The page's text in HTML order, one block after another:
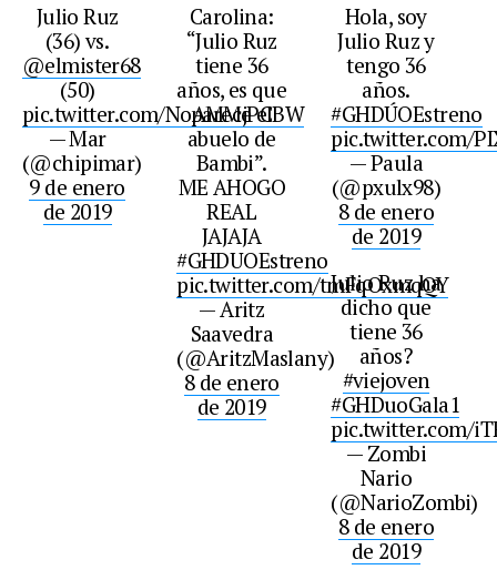
Julio Ruz
(36) vs.
@elmister68
(50)
pic.twitter.com/NoAMMjPCBW
— Mar
(@chipimar)
9 de enero
de 2019
Carolina:
“Julio Ruz
tiene 36
años, es que
parece el
abuelo de
Bambi”.
ME AHOGO
REAL
JAJAJA
#GHDUOEstreno
pic.twitter.com/tmFqOxmqQY
— Aritz
Saavedra
(@AritzMaslany)
8 de enero
de 2019
Hola, soy
Julio Ruz y
tengo 36
años.
#GHDÚOEstreno
pic.twitter.com/
— Paula
(@pxulx98)
8 de enero
de 2019
Julio Ruz ha
dicho que
tiene 36
años?
#viejoven
#GHDuoGala1
pic.twitter.com/
— Zombi
Nario
(@NarioZombi)
8 de enero
de 2019